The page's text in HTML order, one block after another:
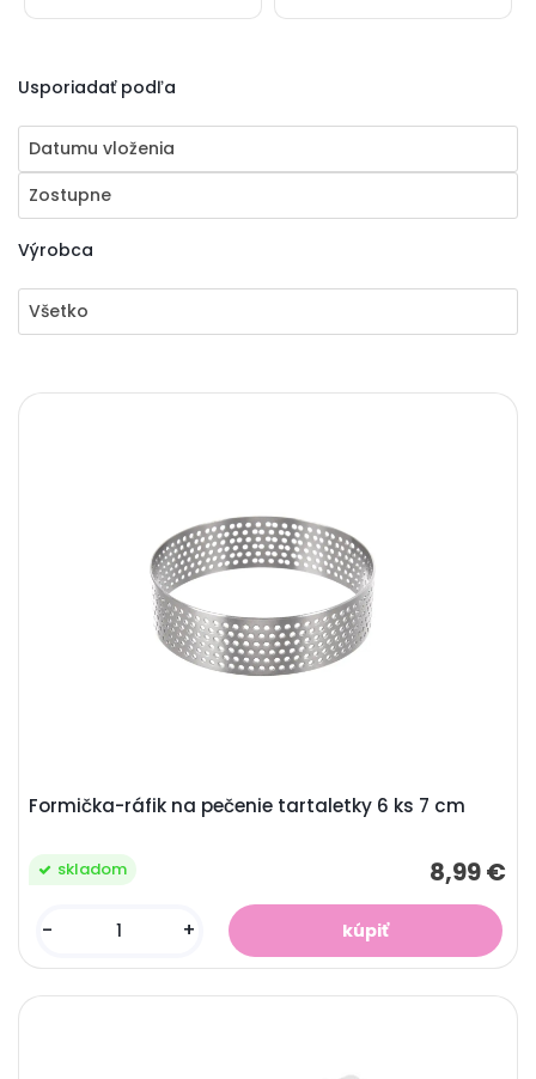
Usporiadať podľa
Datumu vloženia
Zostupne
Výrobca
Všetko
Formička-ráfik na pečenie tartaletky 6 ks 7 cm
8,99 €
skladom
- +